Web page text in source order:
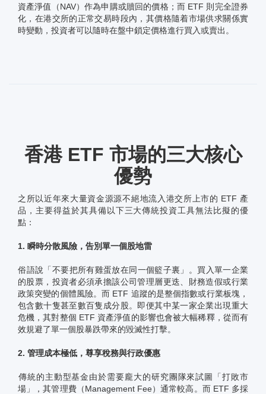
資產淨值（NAV）作為申購或贖回的價格；而 ETF 則完全證券
化，在港交所的正常交易時段內，其價格隨着市場供求關係實
時變動，投資者可以隨時在盤中鎖定價格進行買入或賣出。
香港 ETF 市場的三大核心
優勢
之所以近年來大量資金源源不絕地流入港交所上市的 ETF 產
品，主要得益於其具備以下三大傳統投資工具無法比擬的優
點：
1. 瞬時分散風險，告別單一個股地雷
俗語說「不要把所有雞蛋放在同一個籃子裏」。買入單一企業
的股票，投資者必須承擔該公司管理層更迭、財務造假或行業
政策突變的個體風險。而 ETF 追蹤的是整個指數或行業板塊，
包含數十隻甚至數百隻成分股。即便其中某一家企業出現重大
危機，其對整個 ETF 資產淨值的影響也會被大幅稀釋，從而有
效規避了單一個股暴跌帶來的毀滅性打擊。
2. 管理成本極低，尊享稅務與行政優惠
傳統的主動型基金由於需要龐大的研究團隊來試圖「打敗市
場」，其管理費（Management Fee）通常較高。而 ETF 多採